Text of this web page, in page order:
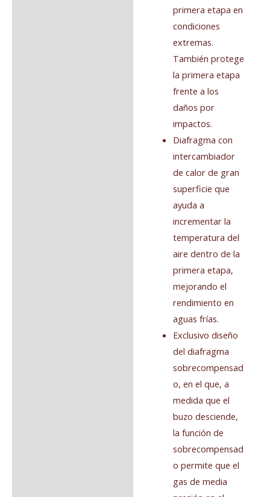
primera etapa en
condiciones
extremas.
También protege
la primera etapa
frente a los
daños por
impactos.
Diafragma con
intercambiador
de calor de gran
superficie que
ayuda a
incrementar la
temperatura del
aire dentro de la
primera etapa,
mejorando el
rendimiento en
aguas frías.
Exclusivo diseño
del diafragma
sobrecompensad
o, en el que, a
medida que el
buzo desciende,
la función de
sobrecompensad
o permite que el
gas de media